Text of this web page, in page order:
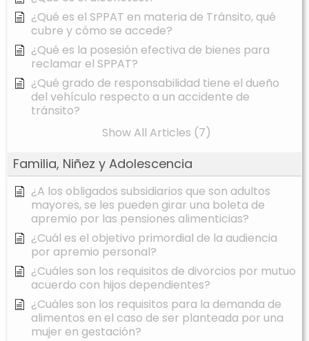
¿Qué es el SPPAT en materia de Tránsito, qué
cubre y cómo se accede?
¿Qué es la posesión efectiva de bienes para
reclamar el SPPAT?
¿Qué grado de responsabilidad tiene el dueño
del vehículo respecto a un accidente de
tránsito?
Show All Articles (7)
Familia, Niñez y Adolescencia
¿A los obligados subsidiarios que son adultos
mayores, se les pueden girar una boleta de
apremio por las pensiones alimenticias?
¿Cuál es el objetivo primordial de la audiencia
por apremio personal?
¿Cuáles son los requisitos de divorcios por mutuo
acuerdo con hijos dependientes?
¿Cuáles son los requisitos para la demanda de
alimentos en el caso de ser planteada por una
mujer en gestación?